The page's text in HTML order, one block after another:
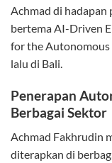
Achmad di hadapan
bertema AI-Driven
for the Autonomous
lalu di Bali.
Penerapan
Berbagai Sektor
Achmad Fakhrudin
diterapkan di